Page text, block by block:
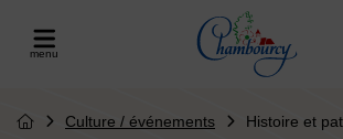
Retour à
le menu
Page d'accueil du site
Culture / événements Histoire et